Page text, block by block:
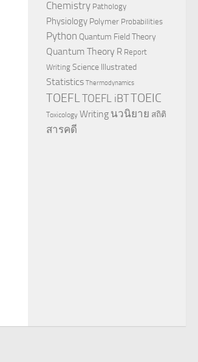
Chemistry Pathology
Physiology Polymer Probabilities
Python Quantum Field Theory
Quantum Theory R Report
Writing Science Illustrated
Statistics Thermodynamics
TOEFL TOEFL iBTTOEIC
Toxicology Writing นวนิยาย สถิติ
สารคดี